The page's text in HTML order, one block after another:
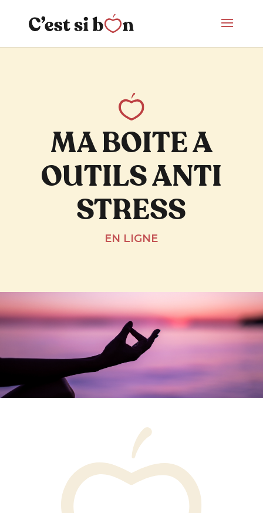
MA BOITE A
OUTILS ANTI
STRESS
EN LIGNE